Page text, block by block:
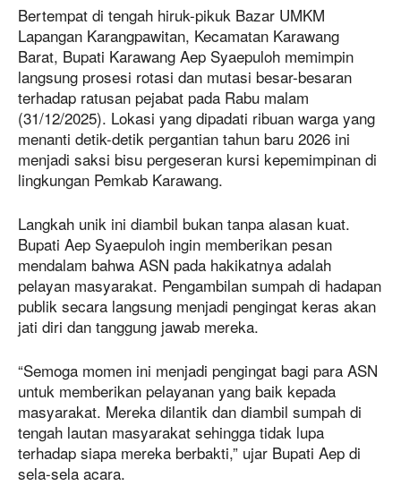
Bertempat di tengah hiruk-pikuk Bazar UMKM
Lapangan Karangpawitan, Kecamatan Karawang
Barat, Bupati Karawang Aep Syaepuloh memimpin
langsung prosesi rotasi dan mutasi besar-besaran
terhadap ratusan pejabat pada Rabu malam
(31/12/2025). Lokasi yang dipadati ribuan warga yang
menanti detik-detik pergantian tahun baru 2026 ini
menjadi saksi bisu pergeseran kursi kepemimpinan di
lingkungan Pemkab Karawang.
Langkah unik ini diambil bukan tanpa alasan kuat.
Bupati Aep Syaepuloh ingin memberikan pesan
mendalam bahwa ASN pada hakikatnya adalah
pelayan masyarakat. Pengambilan sumpah di hadapan
publik secara langsung menjadi pengingat keras akan
jati diri dan tanggung jawab mereka.
“Semoga momen ini menjadi pengingat bagi para ASN
untuk memberikan pelayanan yang baik kepada
masyarakat. Mereka dilantik dan diambil sumpah di
tengah lautan masyarakat sehingga tidak lupa
terhadap siapa mereka berbakti,” ujar Bupati Aep di
sela-sela acara.